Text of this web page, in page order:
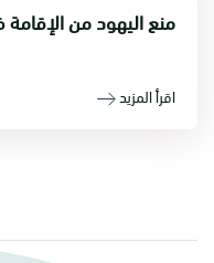
منع اليهود من
اقرأ المزيد